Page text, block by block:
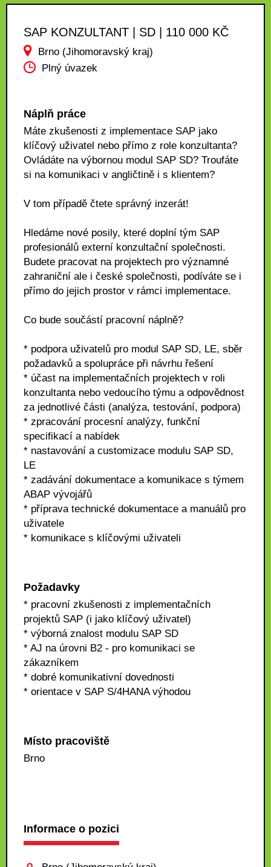
SAP KONZULTANT | SD | 110 000 KČ
Brno (Jihomoravský kraj)
Plný úvazek
Náplň práce
Máte zkušenosti z implementace SAP jako
klíčový uživatel nebo přímo z role konzultanta?
Ovládáte na výbornou modul SAP SD? Troufáte
si na komunikaci v angličtině i s klientem?
V tom případě čtete správný inzerát!
Hledáme nové posily, které doplní tým SAP
profesionálů externí konzultační společnosti.
Budete pracovat na projektech pro významné
zahraniční ale i české společnosti, podíváte se i
přímo do jejich prostor v rámci implementace.
Co bude součástí pracovní náplně?
* podpora uživatelů pro modul SAP SD, LE, sběr
požadavků a spolupráce při návrhu řešení
* účast na implementačních projektech v roli
konzultanta nebo vedoucího týmu a odpovědnost
za jednotlivé části (analýza, testování, podpora)
* zpracování procesní analýzy, funkční
specifikací a nabídek
* nastavování a customizace modulu SAP SD,
LE
* zadávání dokumentace a komunikace s týmem
ABAP vývojářů
* příprava technické dokumentace a manuálů pro
uživatele
* komunikace s klíčovými uživateli
Požadavky
* pracovní zkušenosti z implementačních
projektů SAP (i jako klíčový uživatel)
* výborná znalost modulu SAP SD
* AJ na úrovni B2 - pro komunikaci se
zákazníkem
* dobré komunikativní dovednosti
* orientace v SAP S/4HANA výhodou
Místo pracoviště
Brno
Informace o pozici